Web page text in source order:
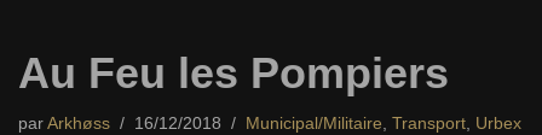
Au Feu les Pompiers
par Arkhøss 16/12/2018 Municipal/Militaire, Transport, Urbex